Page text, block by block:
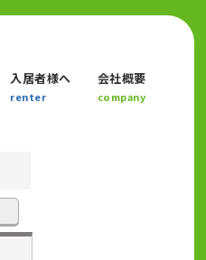
入居者様へ
renter
会社概要
company